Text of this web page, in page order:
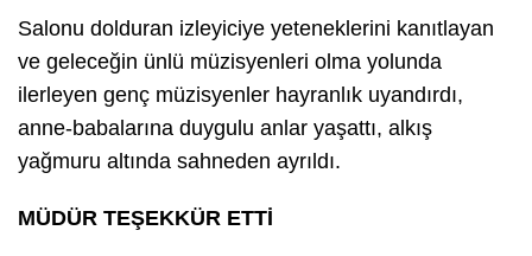
Salonu dolduran izleyiciye yeteneklerini kanıtlayan
ve geleceğin ünlü müzisyenleri olma yolunda
ilerleyen genç müzisyenler hayranlık uyandırdı,
anne-babalarına duygulu anlar yaşattı, alkış
yağmuru altında sahneden ayrıldı.
MÜDÜR TEŞEKKÜR ETTİ